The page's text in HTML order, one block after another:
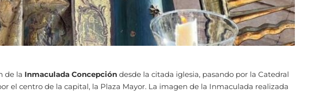
de la Inmaculada Concepcióndesde la citada iglesia, pasando por la Catedral
el centro de la capital, la Plaza Mayor. La imagen de la Inmaculada realizada